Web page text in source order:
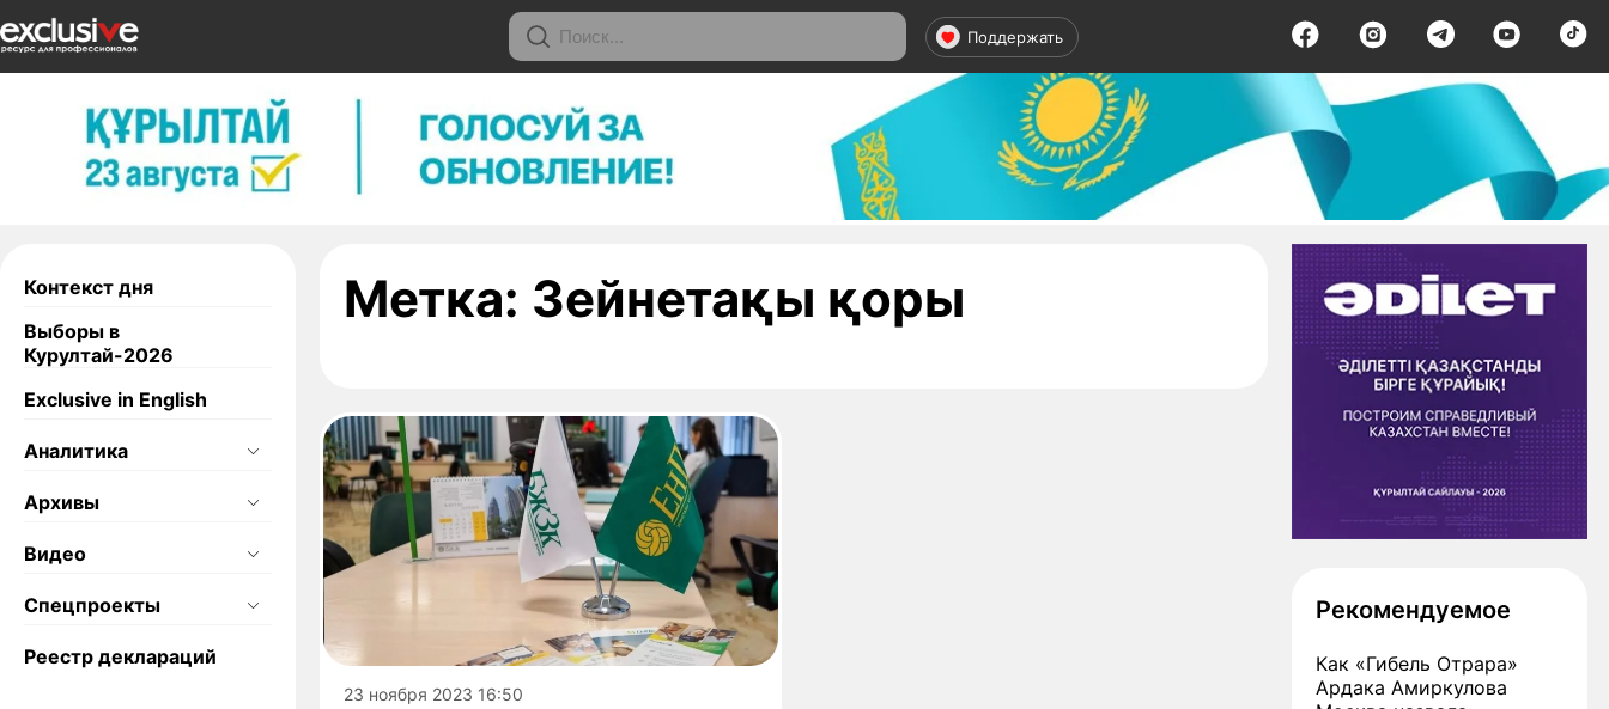
Поддержать
Контекст дня
Выборы в
Курултай-2026
Exclusive in English
Аналитика
Архивы
Видео
Спецпроекты
Реестр деклараций
Метка: Зейнетақы қоры
23 ноября 2023 16:50
Рекомендуемое
Как «Гибель Отрара»
Ардака Амиркулова